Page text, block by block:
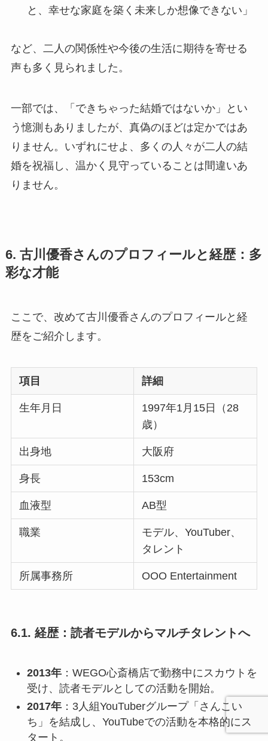
と、幸せな家庭を築く未来しか想像できない」
など、二人の関係性や今後の生活に期待を寄せる
声も多く見られました。
一部では、「できちゃった結婚ではないか」とい
う憶測もありましたが、真偽のほどは定かではあ
りません。いずれにせよ、多くの人々が二人の結
婚を祝福し、温かく見守っていることは間違いあ
りません。
6. 古川優香さんのプロフィールと経歴：多
彩な才能
ここで、改めて古川優香さんのプロフィールと経
歴をご紹介します。
項目 詳細
生年月日
1997年1月15日（28
歳）
出身地 大阪府
身長 153cm
血液型 AB型
職業
モデル、YouTuber、
タレント
所属事務所 OOO Entertainment
6.1. 経歴：読者モデルからマルチタレントへ
2013年：WEGO心斎橋店で勤務中にスカウトを
受け、読者モデルとしての活動を開始。
2017年：3人組YouTuberグループ「さんこい
ち」を結成し、YouTubeでの活動を本格的にス
タート。